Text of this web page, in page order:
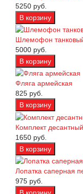
5250 руб.
Шлемофон
5000 руб.
Фляга армейская
825 руб.
Комплект
1650 руб.
Лопатка саперная
975 руб.